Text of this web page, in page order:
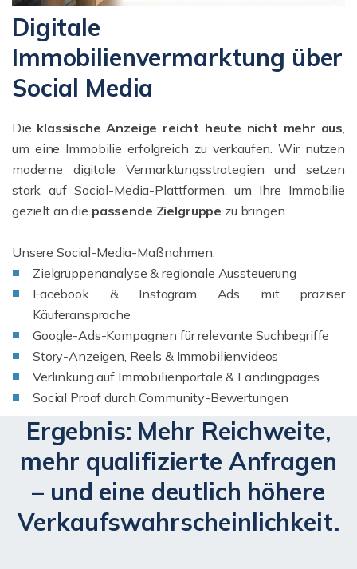
Digitale
Immobilienvermarktung über
Social Media
Die klassische Anzeige reicht heute nicht mehr aus,
um eine Immobilie erfolgreich zu verkaufen. Wir nutzen
moderne digitale Vermarktungsstrategien und setzen
stark auf Social-Media-Plattformen, um Ihre Immobilie
gezielt an die passende Zielgruppe zu bringen.
Unsere Social-Media-Maßnahmen:
Zielgruppenanalyse & regionale Aussteuerung
Facebook & Instagram Ads mit präziser
Käuferansprache
Google-Ads-Kampagnen für relevante Suchbegriffe
Story-Anzeigen, Reels & Immobilienvideos
Verlinkung auf Immobilienportale & Landingpages
Social Proof durch Community-Bewertungen
Ergebnis: Mehr Reichweite,
mehr qualifizierte Anfragen
– und eine deutlich höhere
Verkaufswahrscheinlichkeit.